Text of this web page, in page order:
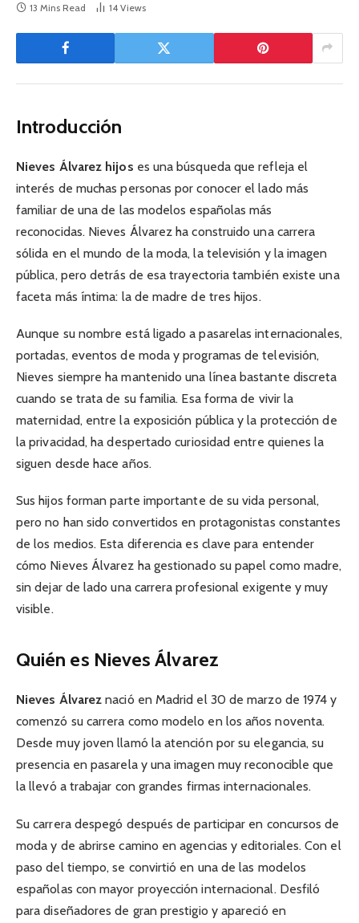
13 Mins Read
14 Views
Introducción
Nieves Álvarez hijos es una búsqueda que refleja el
interés de muchas personas por conocer el lado más
familiar de una de las modelos españolas más
reconocidas. Nieves Álvarez ha construido una carrera
sólida en el mundo de la moda, la televisión y la imagen
pública, pero detrás de esa trayectoria también existe una
faceta más íntima: la de madre de tres hijos.
Aunque su nombre está ligado a pasarelas internacionales,
portadas, eventos de moda y programas de televisión,
Nieves siempre ha mantenido una línea bastante discreta
cuando se trata de su familia. Esa forma de vivir la
maternidad, entre la exposición pública y la protección de
la privacidad, ha despertado curiosidad entre quienes la
siguen desde hace años.
Sus hijos forman parte importante de su vida personal,
pero no han sido convertidos en protagonistas constantes
de los medios. Esta diferencia es clave para entender
cómo Nieves Álvarez ha gestionado su papel como madre,
sin dejar de lado una carrera profesional exigente y muy
visible.
Quién es Nieves Álvarez
Nieves Álvarez nació en Madrid el 30 de marzo de 1974 y
comenzó su carrera como modelo en los años noventa.
Desde muy joven llamó la atención por su elegancia, su
presencia en pasarela y una imagen muy reconocible que
la llevó a trabajar con grandes firmas internacionales.
Su carrera despegó después de participar en concursos de
moda y de abrirse camino en agencias y editoriales. Con el
paso del tiempo, se convirtió en una de las modelos
españolas con mayor proyección internacional. Desfiló
para diseñadores de gran prestigio y apareció en